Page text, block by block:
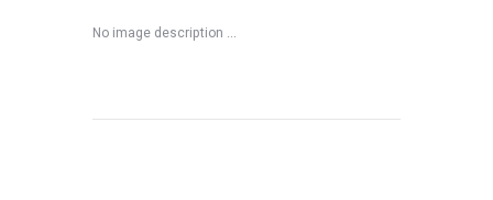
No image description ...